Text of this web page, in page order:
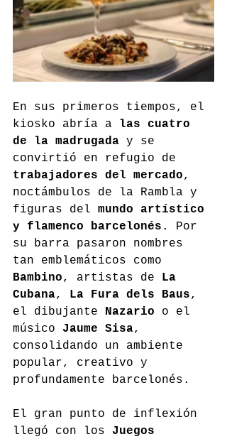
En sus primeros tiempos, el
kiosko abría a
las cuatro
de la madrugada y se
convirtió en refugio de
trabajadores del mercado,
noctámbulos de la Rambla y
figuras del mundo artístico
y flamenco barcelonés . Por
su barra pasaron nombres
tan emblemáticos como
Bambino, artistas de La
Cubana, La Fura dels Baus,
el dibujante Nazario o el
músico Jaume Sisa,
consolidando un ambiente
popular, creativo y
profundamente barcelonés.
El gran punto de inflexión
llegó con los Juegos